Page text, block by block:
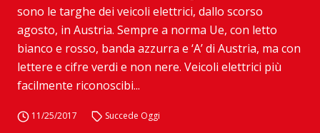
sono le targhe dei veicoli elettrici, dallo scorso
agosto, in Austria. Sempre a norma Ue, con letto
bianco e rosso, banda azzurra e ‘A’ di Austria, ma con
lettere e cifre verdi e non nere. Veicoli elettrici più
facilmente riconoscibi...
11/25/2017 Succede Oggi